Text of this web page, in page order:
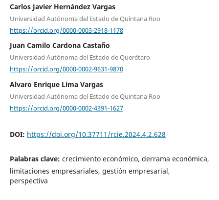
Carlos Javier Hernández Vargas
Universidad Autónoma del Estado de Quintana Roo
https://orcid.org/0000-0003-2918-1178
Juan Camilo Cardona Castaño
Universidad Autónoma del Estado de Querétaro
https://orcid.org/0000-0002-9631-9870
Alvaro Enrique Lima Vargas
Universidad Autónoma del Estado de Quintana Roo
https://orcid.org/0000-0002-4391-1627
DOI: https://doi.org/10.37711/rcie.2024.4.2.628
Palabras clave: crecimiento económico, derrama económica,
limitaciones empresariales, gestión empresarial,
perspectiva